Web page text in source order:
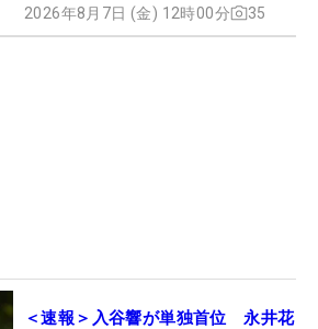
2026年8月7日 (金) 12時00分 35
＜速報＞入谷響が単独首位 永井花